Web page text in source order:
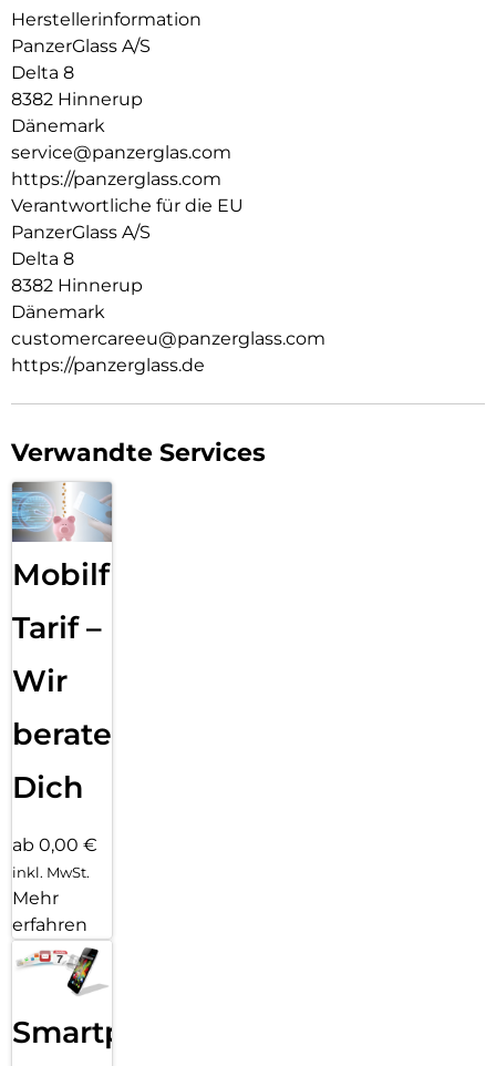
CARE CARE ist eine verspielte und schützende internationale
Tech- und Lifestyle-Marke, die aus den hochwertigsten
Materialien hergestellt und von Mode-, Kunst- und
Musiktrends beeinflusst wird. Wir kümmern uns um
Menschen und die Welt, in der wir leben. Wir legen Wert auf
Nachhaltigkeit und Selbstdarstellung. Wir kümmern uns um
Technik und die Lebensdauer von Technik. Verwandle dein
Handy in ein stilvoll geschütztes Accessoire. Zeig der Welt,
dass du dich um sie sorgst.
Herstellerinformation
PanzerGlass A/S
Delta 8
8382 Hinnerup
Dänemark
service@panzerglas.com
https://panzerglass.com
Verantwortliche für die EU
PanzerGlass A/S
Delta 8
8382 Hinnerup
Dänemark
customercareeu@panzerglass.com
https://panzerglass.de
Verwandte Services
Mobilfunk
Tarif –
Wir
beraten
Dich
ab 0,00 €
inkl. MwSt.
Mehr
erfahren
Smartphone